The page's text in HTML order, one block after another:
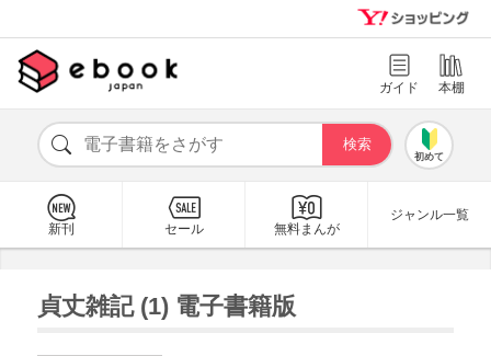
ガイド 本棚
初めて
新刊 セール 無料まんが
ジャンル一覧
貞丈雑記 (1) 電子書籍版